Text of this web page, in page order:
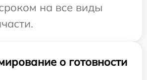
на все виды
о готовности